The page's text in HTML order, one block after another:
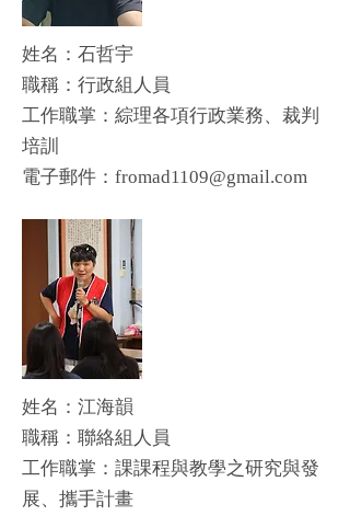
姓名：石哲宇
​職稱：行政組人員
工作職掌：綜理各項行政業務、裁判
培訓
​電子郵件： fromad1109@gmail.com
姓名：江海韻
​職稱：聯絡組人員
工作職掌：課課程與教學之研究與發
展、攜手計畫